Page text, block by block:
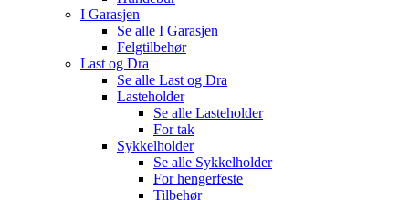
I Garasjen
Se alle I Garasjen
Felgtilbehør
Last og Dra
Se alle Last og Dra
Lasteholder
Se alle Lasteholder
For tak
Sykkelholder
Se alle Sykkelholder
For hengerfeste
Tilbehør